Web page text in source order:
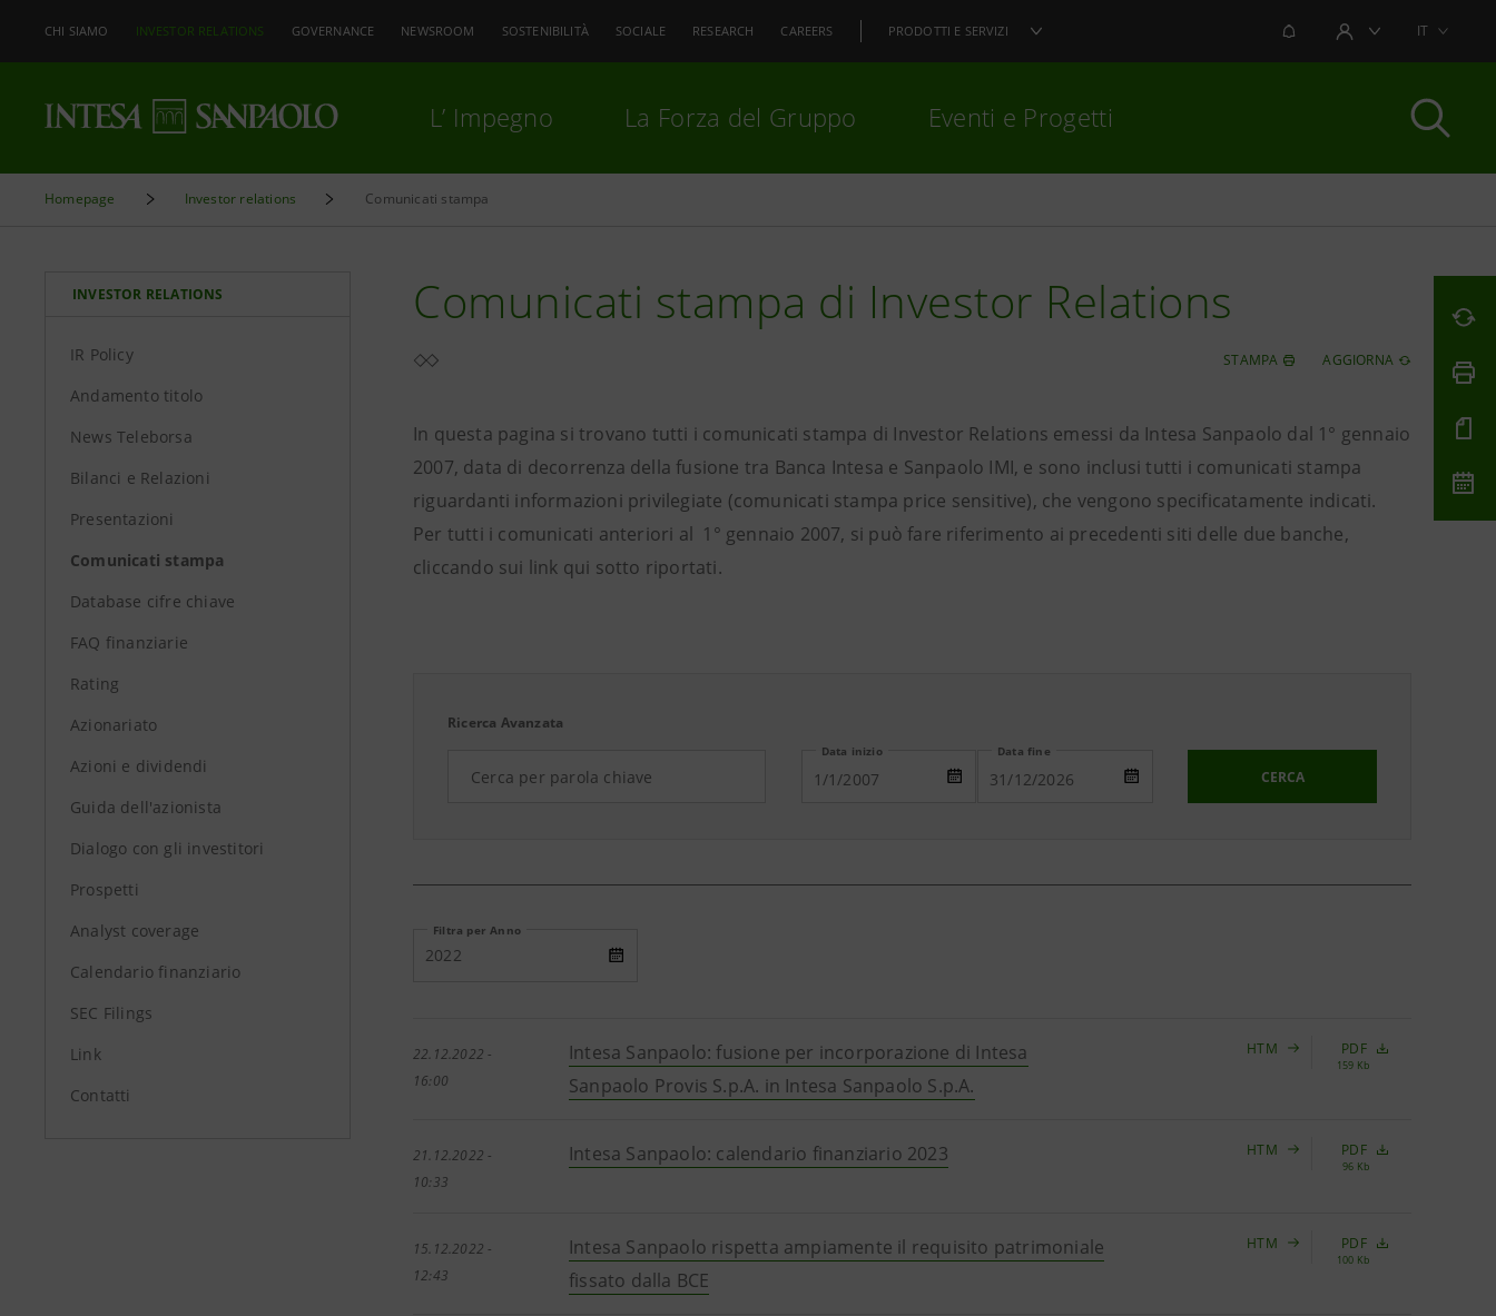
CHI SIAMO INVESTOR RELATIONS GOVERNANCE NEWSROOM SOSTENIBILITÀ SOCIALE RESEARCH CAREERS PRODOTTI E SERVIZI NOTIFICHEAREA UTENTEIT
L’ Impegno La Forza del Gruppo Eventi e Progetti
Homepage Investor relations Comunicati stampa
INVESTOR RELATIONS
IR Policy
Andamento titolo
News Teleborsa
Bilanci e Relazioni
Presentazioni
Comunicati stampa
Database cifre chiave
FAQ finanziarie
Rating
Azionariato
Azioni e dividendi
Guida dell'azionista
Dialogo con gli investitori
Prospetti
Analyst coverage
Calendario finanziario
SEC Filings
Link
Contatti
Comunicati stampa di Investor Relations
STAMPA AGGIORNA
In questa pagina si trovano tutti i comunicati stampa di Investor Relations emessi da Intesa Sanpaolo dal 1° gennaio
2007, data di decorrenza della fusione tra Banca Intesa e Sanpaolo IMI, e sono inclusi tutti i comunicati stampa
riguardanti informazioni privilegiate (comunicati stampa price sensitive), che vengono specificatamente indicati.
Per tutti i comunicati anteriori al 1° gennaio 2007, si può fare riferimento ai precedenti siti delle due banche,
cliccando sui link qui sotto riportati.
Ricerca Avanzata
Data inizio Data fine
CERCA
Filtra per Anno
2022
22.12.2022 -
16:00
Intesa Sanpaolo: fusione per incorporazione di Intesa
Sanpaolo Provis S.p.A. in Intesa Sanpaolo S.p.A.
HTM PDF
159 Kb
21.12.2022 -
10:33
Intesa Sanpaolo: calendario finanziario 2023 HTM PDF
96 Kb
15.12.2022 -
12:43
Intesa Sanpaolo rispetta ampiamente il requisito patrimoniale
fissato dalla BCE
HTM PDF
100 Kb